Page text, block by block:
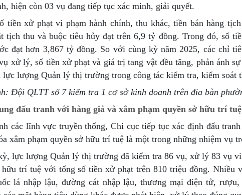
hiện còn 03 vụ đang tiếp tục xác minh, giải quyết.
tiền xử phạt vi phạm hành chính, thu khác, tiền bán hàng
tịch thu và buộc tiêu hủy đạt trên 6,9 tỷ đồng. Trong đó, số
đạt hơn 3,867 tỷ đồng. So với cùng kỳ năm 2025, các chỉ
xử lý, số tiền xử phạt và giá trị tang vật đều tăng, phản ánh
lực lượng Quản lý thị trường trong công tác kiểm tra, kiểm soát
Đội QLTT số 7 kiểm tra 1 cơ sở kinh doanh trên đia bàn
đấu tranh với hàng giả và xâm phạm quyền sở hữu trí tuệ
các lĩnh vực truyền thống, Chi cục tiếp tục xác định đấu
xâm phạm quyền sở hữu trí tuệ là một trong những nhiệm vụ
lực lượng Quản lý thị trường đã kiểm tra 86 vụ, xử lý 83 vụ
trí tuệ với tổng số tiền xử phạt trên 810 triệu đồng. Nhiều
lá nhập lậu, đường cát nhập lậu, thương mại điện tử,